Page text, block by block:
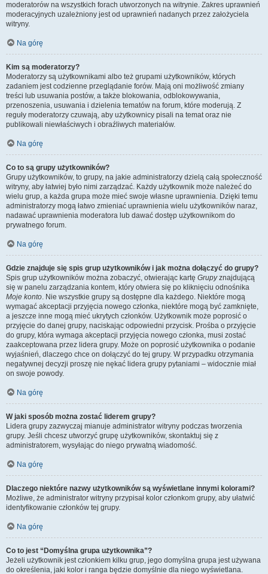
moderatorów na wszystkich forach utworzonych na witrynie. Zakres uprawnień
moderacyjnych uzależniony jest od uprawnień nadanych przez założyciela
witryny.
Na górę
Kim są moderatorzy?
Moderatorzy są użytkownikami albo też grupami użytkowników, których
zadaniem jest codzienne przeglądanie forów. Mają oni możliwość zmiany
treści lub usuwania postów, a także blokowania, odblokowywania,
przenoszenia, usuwania i dzielenia tematów na forum, które moderują. Z
reguły moderatorzy czuwają, aby użytkownicy pisali na temat oraz nie
publikowali niewłaściwych i obraźliwych materiałów.
Na górę
Co to są grupy użytkowników?
Grupy użytkowników, to grupy, na jakie administratorzy dzielą całą społeczność
witryny, aby łatwiej było nimi zarządzać. Każdy użytkownik może należeć do
wielu grup, a każda grupa może mieć swoje własne uprawnienia. Dzięki temu
administratorzy mogą łatwo zmieniać uprawnienia wielu użytkowników naraz,
nadawać uprawnienia moderatora lub dawać dostęp użytkownikom do
prywatnego forum.
Na górę
Gdzie znajduje się spis grup użytkowników i jak można dołączyć do grupy?
Spis grup użytkowników można zobaczyć, otwierając kartę Grupyznajdującą
się w panelu zarządzania kontem, który otwiera się po kliknięciu odnośnika
Moje konto. Nie wszystkie grupy są dostępne dla każdego. Niektóre mogą
wymagać akceptacji przyjęcia nowego członka, niektóre mogą być zamknięte,
a jeszcze inne mogą mieć ukrytych członków. Użytkownik może poprosić o
przyjęcie do danej grupy, naciskając odpowiedni przycisk. Prośba o przyjęcie
do grupy, która wymaga akceptacji przyjęcia nowego członka, musi zostać
zaakceptowana przez lidera grupy. Może on poprosić użytkownika o podanie
wyjaśnień, dlaczego chce on dołączyć do tej grupy. W przypadku otrzymania
negatywnej decyzji proszę nie nękać lidera grupy pytaniami – widocznie miał
on swoje powody.
Na górę
W jaki sposób można zostać liderem grupy?
Lidera grupy zazwyczaj mianuje administrator witryny podczas tworzenia
grupy. Jeśli chcesz utworzyć grupę użytkowników, skontaktuj się z
administratorem, wysyłając do niego prywatną wiadomość.
Na górę
Dlaczego niektóre nazwy użytkowników są wyświetlane innymi kolorami?
Możliwe, że administrator witryny przypisał kolor członkom grupy, aby ułatwić
identyfikowanie członków tej grupy.
Na górę
Co to jest “Domyślna grupa użytkownika”?
Jeżeli użytkownik jest członkiem kilku grup, jego domyślna grupa jest używana
do określenia, jaki kolor i ranga będzie domyślnie dla niego wyświetlana.